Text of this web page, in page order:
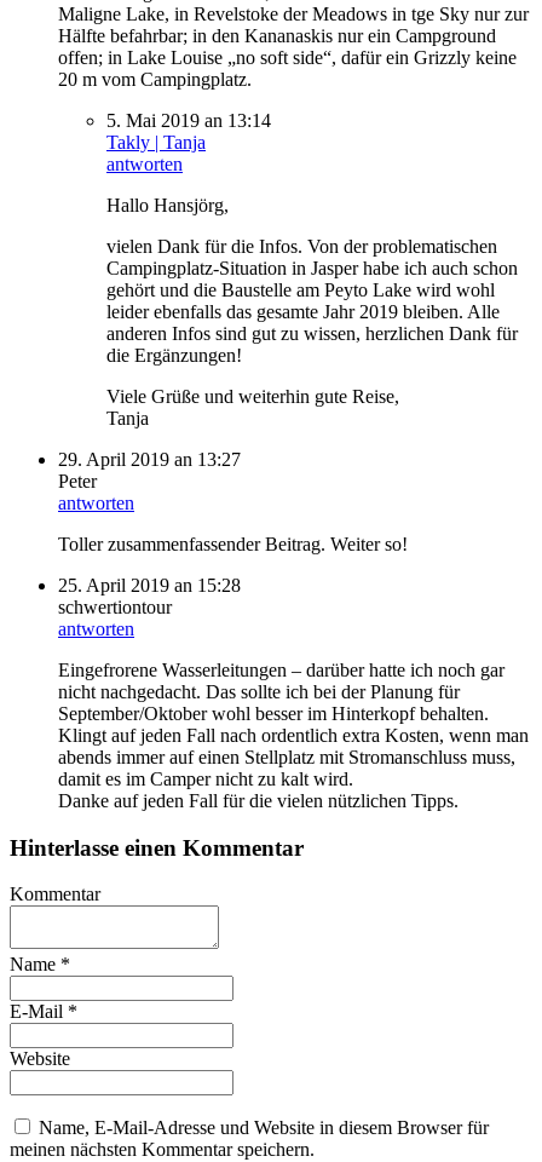
Maligne Lake, in Revelstoke der Meadows in tge Sky nur zur
Hälfte befahrbar; in den Kananaskis nur ein Campground
offen; in Lake Louise „no soft side“, dafür ein Grizzly keine
20 m vom Campingplatz.
5. Mai 2019 an 13:14
Takly | Tanja
antworten
Hallo Hansjörg,
vielen Dank für die Infos. Von der problematischen
Campingplatz-Situation in Jasper habe ich auch schon
gehört und die Baustelle am Peyto Lake wird wohl
leider ebenfalls das gesamte Jahr 2019 bleiben. Alle
anderen Infos sind gut zu wissen, herzlichen Dank für
die Ergänzungen!
Viele Grüße und weiterhin gute Reise,
Tanja
29. April 2019 an 13:27
Peter
antworten
Toller zusammenfassender Beitrag. Weiter so!
25. April 2019 an 15:28
schwertiontour
antworten
Eingefrorene Wasserleitungen – darüber hatte ich noch gar
nicht nachgedacht. Das sollte ich bei der Planung für
September/Oktober wohl besser im Hinterkopf behalten.
Klingt auf jeden Fall nach ordentlich extra Kosten, wenn man
abends immer auf einen Stellplatz mit Stromanschluss muss,
damit es im Camper nicht zu kalt wird.
Danke auf jeden Fall für die vielen nützlichen Tipps.
Hinterlasse einen Kommentar
Kommentar
Name *
E-Mail *
Website
Name, E-Mail-Adresse und Website in diesem Browser für
meinen nächsten Kommentar speichern.